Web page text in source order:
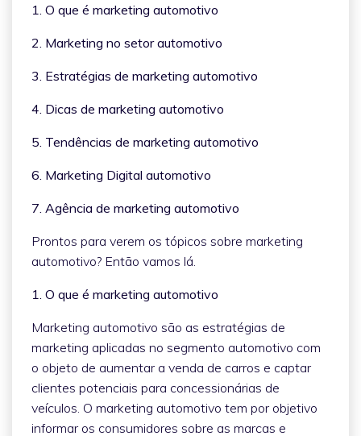
1. O que é marketing automotivo
2. Marketing no setor automotivo
3. Estratégias de marketing automotivo
4. Dicas de marketing automotivo
5. Tendências de marketing automotivo
6. Marketing Digital automotivo
7. Agência de marketing automotivo
Prontos para verem os tópicos sobre marketing
automotivo? Então vamos lá.
1. O que é marketing automotivo
Marketing automotivo são as estratégias de
marketing aplicadas no segmento automotivo com
o objeto de aumentar a venda de carros e captar
clientes potenciais para concessionárias de
veículos. O marketing automotivo tem por objetivo
informar os consumidores sobre as marcas e